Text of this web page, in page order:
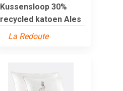
Kussensloop 30%
recycled katoen Ales
La Redoute